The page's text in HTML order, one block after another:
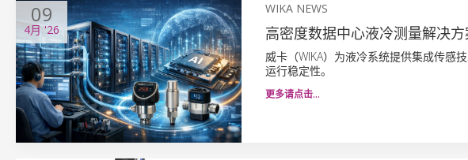
09
4月'26
WIKA NEWS
高密度数据中心液冷测量解决方
威卡（WIKA）为液冷系统提供集成传感
运行稳定性。
更多请点击…